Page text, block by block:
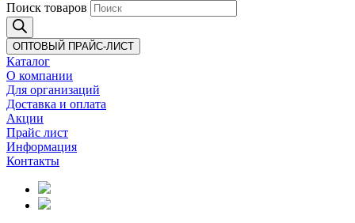
Поиск товаров
ОПТОВЫЙ ПРАЙС-ЛИСТ
Каталог
О компании
Для организаций
Доставка и оплата
Акции
Прайс лист
Информация
Контакты